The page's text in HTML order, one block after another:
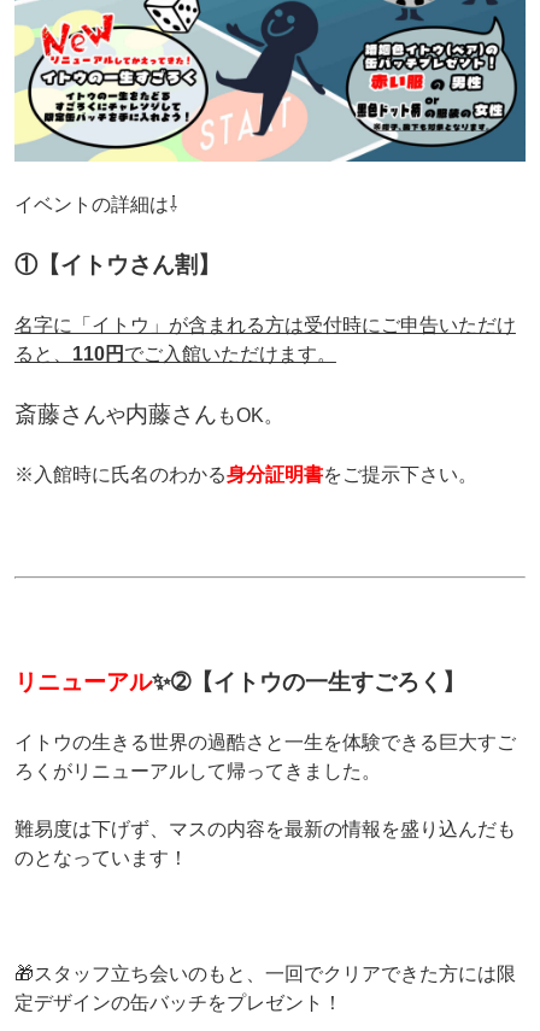
イベントの詳細は⇩
①【イトウさん割】
名字に「イトウ」が含まれる方は受付時にご申告いただけ
ると、 110円 でご入館いただけます。
斎藤さんや内藤さん もOK。
※入館時に氏名のわかる身分証明書をご提示下さい。
リニューアル✨➁【イトウの一生すごろく】
イトウの生きる世界の過酷さと一生を体験できる巨大すご
ろくがリニューアルして帰ってきました。
難易度は下げず、マスの内容を最新の情報を盛り込んだも
のとなっています！
🎁スタッフ立ち会いのもと、一回でクリアできた方には限
定デザインの缶バッチをプレゼント！